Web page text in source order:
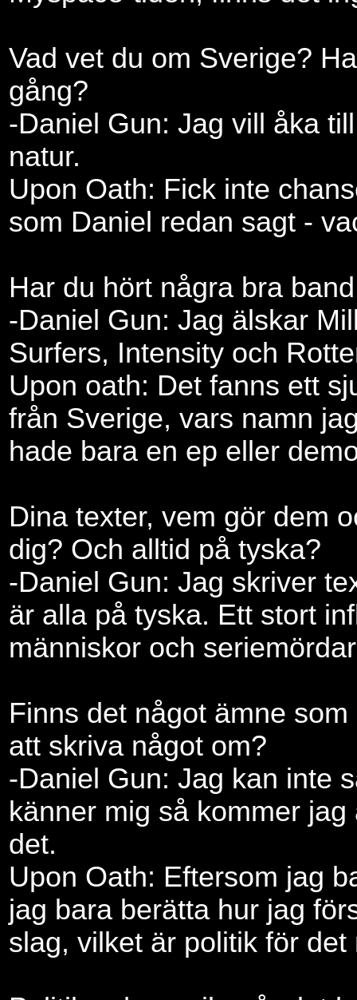
Vad vet du om Sverige?
gång?
-Daniel Gun: Jag vill åka
natur.
Upon Oath: Fick inte
som Daniel redan sagt -
Har du hört några bra
-Daniel Gun: Jag älskar
Surfers, Intensity och
Upon oath: Det fanns ett
från Sverige, vars namn
hade bara en ep eller
Dina texter, vem gör dem
dig? Och alltid på tyska?
-Daniel Gun: Jag skriver
är alla på tyska. Ett stort
människor och
Finns det något ämne
att skriva något om?
-Daniel Gun: Jag kan inte
känner mig så kommer
det.
Upon Oath: Eftersom jag
jag bara berätta hur jag
slag, vilket är politik för det